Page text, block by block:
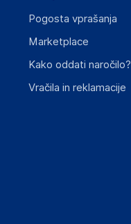
predpisi.
ključne varnostne
Pogosta vprašanja
Marketplace
Kako oddati naročilo?
Vračila in reklamacije